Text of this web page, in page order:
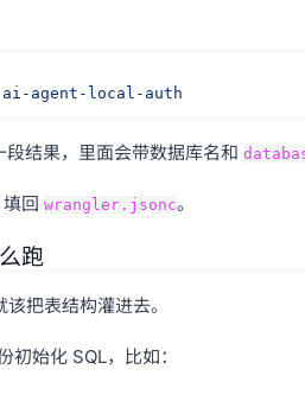
agent-local-auth
结果，里面会带数据库名和
填回 wrangler.jsonc。
跑
把表结构灌进去。
始化 SQL，比如：